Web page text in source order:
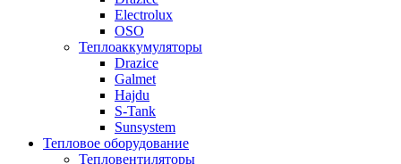
Electrolux
OSO
Теплоаккумуляторы
Drazice
Galmet
Hajdu
S-Tank
Sunsystem
Тепловое оборудование
Тепловентиляторы